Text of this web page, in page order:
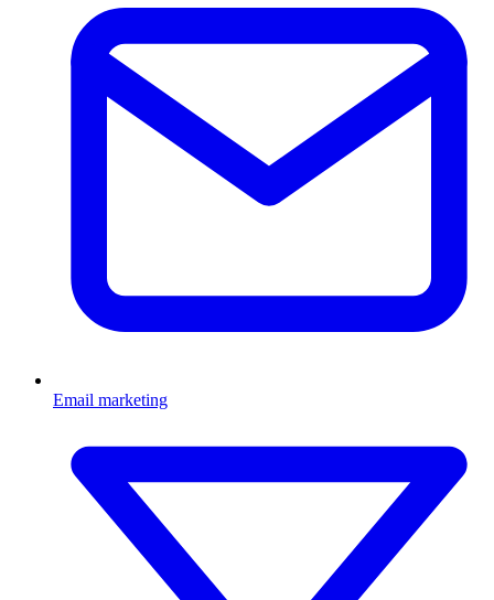
Email marketing